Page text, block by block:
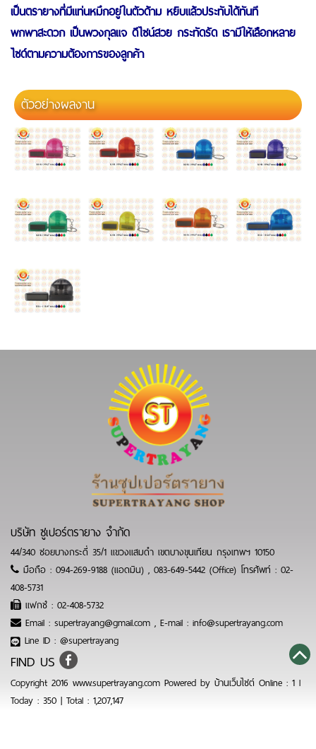
เป็นตรายางที่มีแท่นหมึกอยู่ในตัวด้าม หยิบแล้วประทับได้ทันที
พกพาสะดวก เป็นพวงกุลแจ ดีไซน์สวย กระทัดรัด เรามีให้เลือกหลาย
ไซด์ตามความต้องการของลูกค้า
ตัวอย่างผลงาน
บริษัท ซูเปอร์ตรายาง จำกัด
44/340 ซอยบางกระดี่ 35/1 แขวงแสมดำ เขตบางขุนเทียน กรุงเทพฯ 10150
มือถือ : 094-269-9188 (แอดมิน) , 083-649-5442 (Office) โทรศัพท์ : 02-
408-5731
แฟกซ์ : 02-408-5732
Email : supertrayang@gmail.com , E-mail : info@supertrayang.com
Line ID : @supertrayang
FIND US
Copyright 2016 www.supertrayang.com Powered by บ้านเว็บไซต์ Online : 1 l
Today : 350 | Total : 1,207,147